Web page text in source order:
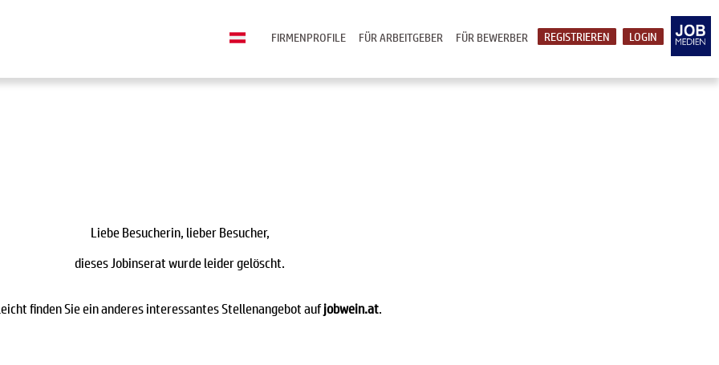
LOGIN
REGISTRIEREN
FÜR BEWERBER
FÜR ARBEITGEBER
FIRMENPROFILE
Liebe Besucherin, lieber Besucher,
dieses Jobinserat wurde leider gelöscht.
finden Sie ein anderes interessantes Stellenangebot aufjobwein.at